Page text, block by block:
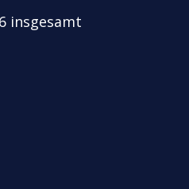
insgesamt